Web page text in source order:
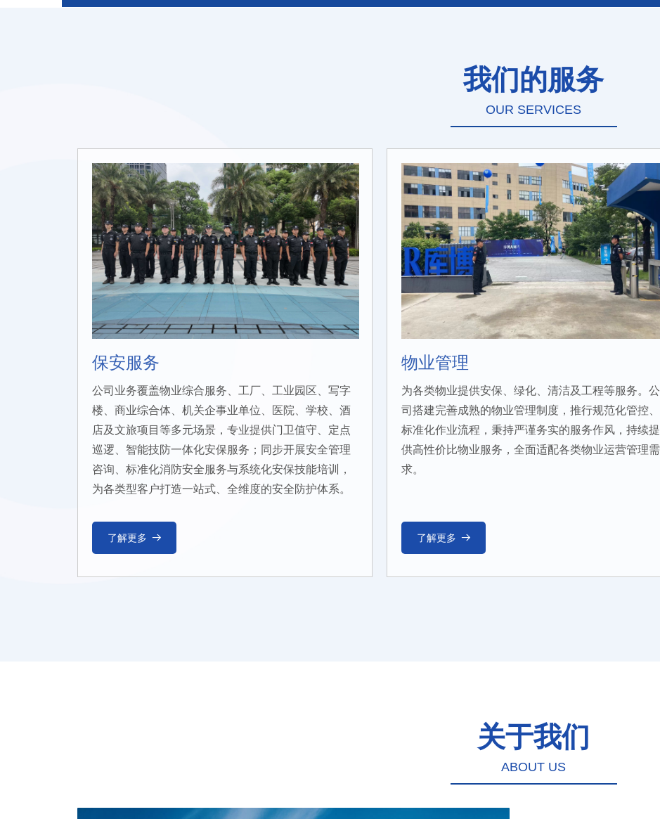
关于我们
ABOUT US
我们的服务
OUR SERVICES
保安服务
公司业务覆盖物业综合服务、工厂、工业园区、写字
楼、商业综合体、机关企事业单位、医院、学校、酒
店及文旅项目等多元场景，专业提供门卫值守、定点
巡逻、智能技防一体化安保服务；同步开展安全管理
咨询、标准化消防安全服务与系统化安保技能培训，
为各类型客户打造一站式、全维度的安全防护体系。
了解更多 뀠
物业管理
为各类物业提供安保、绿化、清洁及工程等服务。公
司搭建完善成熟的物业管理制度，推行规范化管控、
标准化作业流程，秉持严谨务实的服务作风，持续提
供高性价比物业服务，全面适配各类物业运营管理需
求。
了解更多 뀠